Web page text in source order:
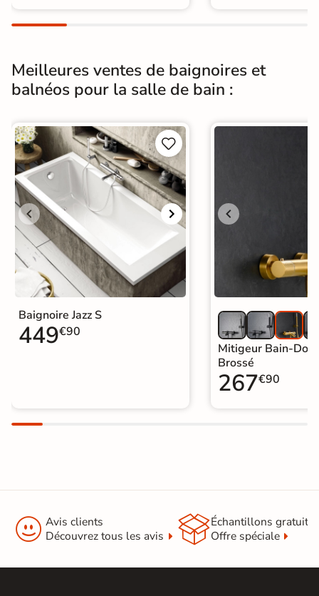
Meilleures ventes de baignoires et
balnéos pour la salle de bain :


Baignoire Jazz S
449€90
Mitigeur Bain-
Brossé
267€90
 Avis clients
Découvrez tous les avis
Échantillons gratuit
Offre spéciale